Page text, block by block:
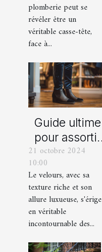
en plomberie
plomberie peut se
révéler être un
véritable casse-tête,
face à...
Guide ultime
pour assortir
vos
chaussures
avec des
pantalons en
velours
21 octobre 2024
10:00
Le velours, avec sa
texture riche et son
allure luxueuse, s'érige
en véritable
incontournable des...